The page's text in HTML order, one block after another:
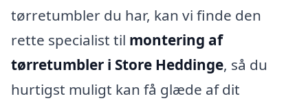
tørretumbler du har, kan vi finde den
rette specialist til montering af
tørretumbler i Store Heddinge, så du
hurtigst muligt kan få glæde af dit